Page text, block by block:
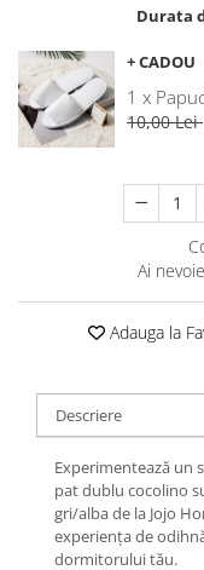
Galbena
Bleu
Gri
Mov
Lila
Imprimeu
Uni (1-2 culori)
Cu dungi
Cu inimioare
Cu pisici
Cu Animal Print
Cu ursuleti
Durata
+ CADOU
1 x
10,00 Lei
Ai
Adauga la
Descriere
Experimentează un
pat dublu cocolino
gri/alba de la Jojo
experiența de
dormitorului tău.